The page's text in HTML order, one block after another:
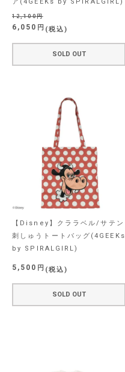
ア(4GEEKs by SPIRALGIRL)
12,100
6,050 税込
SOLD OUT
【Disney】クララベル/サテン
刺しゅうトートバッグ(4GEEKs
by SPIRALGIRL)
5,500 税込
SOLD OUT